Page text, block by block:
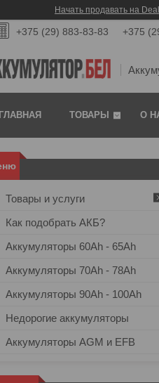
Начать продавать на
+375 (29) 883-83-83 +375
ГЛАВНАЯ ТОВАРЫ О
Товары и услуги
Как подобрать АКБ?
Аккумуляторы 60Ah - 65Ah
Аккумуляторы 70Ah - 78Ah
Аккумуляторы 90Ah - 100Ah
Недорогие аккумуляторы
Аккумуляторы AGM и EFB